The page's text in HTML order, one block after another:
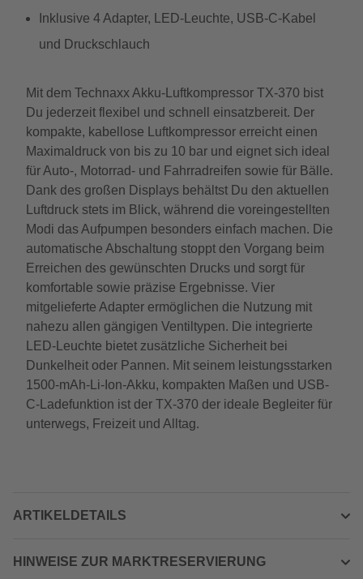
Inklusive 4 Adapter, LED-Leuchte, USB-C-Kabel
und Druckschlauch
Mit dem Technaxx Akku-Luftkompressor TX-370 bist
Du jederzeit flexibel und schnell einsatzbereit. Der
kompakte, kabellose Luftkompressor erreicht einen
Maximaldruck von bis zu 10 bar und eignet sich ideal
für Auto-, Motorrad- und Fahrradreifen sowie für Bälle.
Dank des großen Displays behältst Du den aktuellen
Luftdruck stets im Blick, während die voreingestellten
Modi das Aufpumpen besonders einfach machen. Die
automatische Abschaltung stoppt den Vorgang beim
Erreichen des gewünschten Drucks und sorgt für
komfortable sowie präzise Ergebnisse. Vier
mitgelieferte Adapter ermöglichen die Nutzung mit
nahezu allen gängigen Ventiltypen. Die integrierte
LED-Leuchte bietet zusätzliche Sicherheit bei
Dunkelheit oder Pannen. Mit seinem leistungsstarken
1500-mAh-Li-Ion-Akku, kompakten Maßen und USB-
C-Ladefunktion ist der TX-370 der ideale Begleiter für
unterwegs, Freizeit und Alltag.
ARTIKELDETAILS
HINWEISE ZUR MARKTRESERVIERUNG